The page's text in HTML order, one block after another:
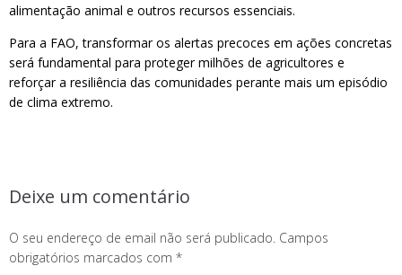
alimentação animal e outros recursos essenciais.
Para a FAO, transformar os alertas precoces em ações concretas
será fundamental para proteger milhões de agricultores e
reforçar a resiliência das comunidades perante mais um episódio
de clima extremo.
Deixe um comentário
O seu endereço de email não será publicado. Campos
obrigatórios marcados com *